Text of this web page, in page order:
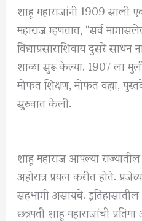
शाहू महाराजांनी 1909
महाराज म्हणतात, “सर्व
विद्याप्रसाराशिवाय दुसरे साधन
शाळा सुरू केल्या. 1907 ला
मोफत शिक्षण, मोफत वह्या,
सुरुवात केली.
शाहू महाराज आपल्या
अहोरात्र प्रयत्न करीत होते.
सहभागी असायचे.
छत्रपती शाहू महाराजांची